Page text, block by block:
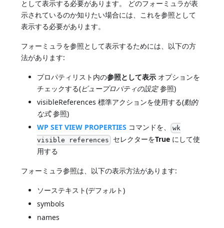
として表示する必要があります。 どのフォーミュラが表
示されているのか知りたい場合には、これを参照として
表示する必要があります。
フォーミュラを参照として表示するためには、以下の方
法があります:
プロパティリスト内の参照として表示 オプションを
チェックする(ビュープロパティの設定参照)
visibleReferences 標準アクションを使用する(動的
な式参照)
WP SET VIEW PROPERTIES コマンドを、 wk
visible references セレクターをTrueにして使
用する
フォーミュラ参照は、以下の表示方法があります:
ソーステキスト(デフォルト)
symbols
names